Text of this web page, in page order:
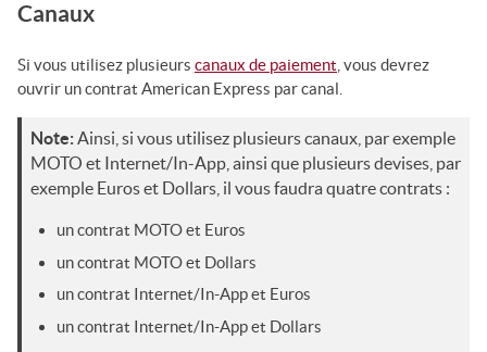
Canaux
Si vous utilisez plusieurs canaux de paiement , vous devrez
ouvrir un contrat American Express par canal.
Note:Ainsi, si vous utilisez plusieurs canaux, par exemple
MOTO et Internet/In-App, ainsi que plusieurs devises, par
exemple Euros et Dollars, il vous faudra quatre contrats :
un contrat MOTO et Euros
un contrat MOTO et Dollars
un contrat Internet/In-App et Euros
un contrat Internet/In-App et Dollars